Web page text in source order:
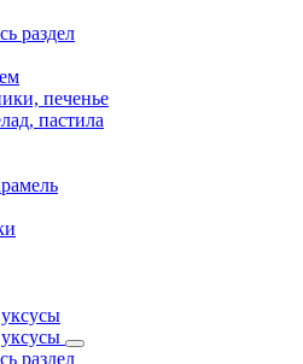
раздел
печенье
пастила
раздел